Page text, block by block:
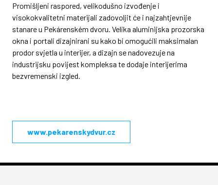
Promišljeni raspored, velikodušno izvođenje i
visokokvalitetni materijali zadovoljit će i najzahtjevnije
stanare u Pekárenském dvoru. Velika aluminijska prozorska
okna i portali dizajnirani su kako bi omogućili maksimalan
prodor svjetla u interijer, a dizajn se nadovezuje na
industrijsku povijest kompleksa te dodaje interijerima
bezvremenski izgled.
www.pekarenskydvur.cz